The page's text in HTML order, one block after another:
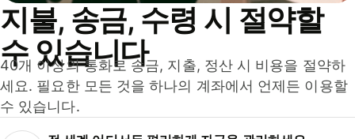
지불, 송금, 수령 시 절약할
수 있습니다
40개 이상의 통화로 송금, 지출, 정산 시 비용을 절약하
세요. 필요한 모든 것을 하나의 계좌에서 언제든 이용할
수 있습니다.